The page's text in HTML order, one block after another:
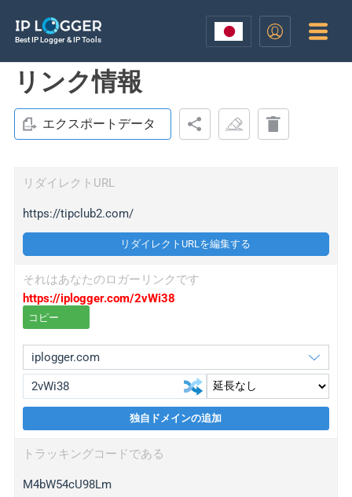
Best IP Logger & IP Tools
リンク情報
エクスポートデータ
リダイレクトURL
https://tipclub2.com/
リダイレクトURLを編集する
それはあなたのロガーリンクです
https://iplogger.com/2vWi38
コピー
wl.gl
ed.tc
独自ドメインの追加
トラッキングコードである
M4bW54cU98Lm